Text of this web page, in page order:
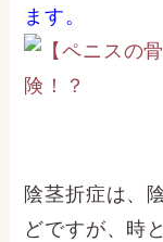
ます。
陰茎折症は、
どですが、時